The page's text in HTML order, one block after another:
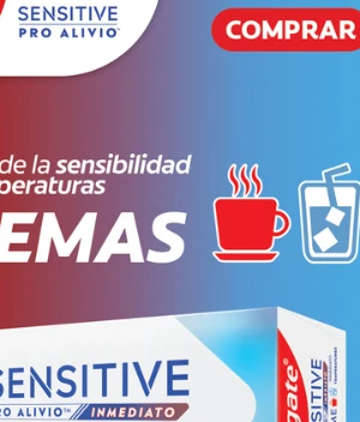
Descripción
ADULTO. TRASTORNO OBSESIVO –
te pueden interesar